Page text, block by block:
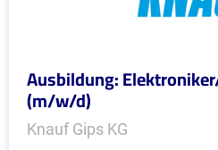
Ausbildung:
(m/w/d)
Knauf Gips KG